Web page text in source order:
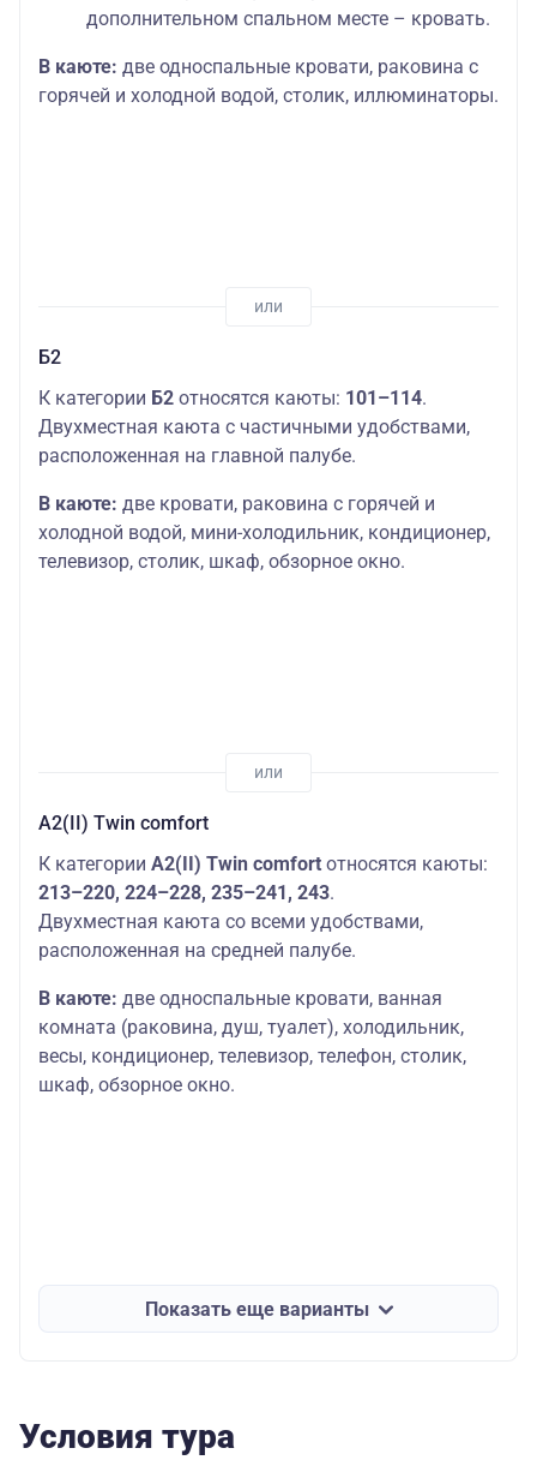
дополнительном спальном месте – кровать.
В каюте: две односпальные кровати, раковина с
горячей и холодной водой, столик, иллюминаторы.
Б2
К категории Б2 относятся каюты: 101–114.
Двухместная каюта с частичными удобствами,
расположенная на главной палубе.
В каюте: две кровати, раковина с горячей и
холодной водой, мини-холодильник, кондиционер,
телевизор, столик, шкаф, обзорное окно.
А2(II) Twin comfort
К категории А2(II) Twin comfort относятся каюты:
213–220, 224–228, 235–241, 243.
Двухместная каюта со всеми удобствами,
расположенная на средней палубе.
В каюте: две односпальные кровати, ванная
комната (раковина, душ, туалет), холодильник,
весы, кондиционер, телевизор, телефон, столик,
шкаф, обзорное окно.
Показать еще варианты
Условия тура